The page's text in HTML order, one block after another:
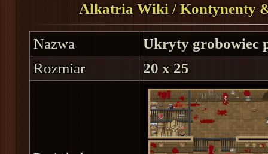
Alkatria Wiki /Kontynenty
Nazwa
Ukryty grobowiec
Rozmiar
20 x 25